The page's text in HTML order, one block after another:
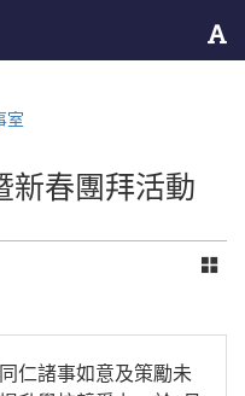
室
新春團拜活動
仁諸事如意及策勵未